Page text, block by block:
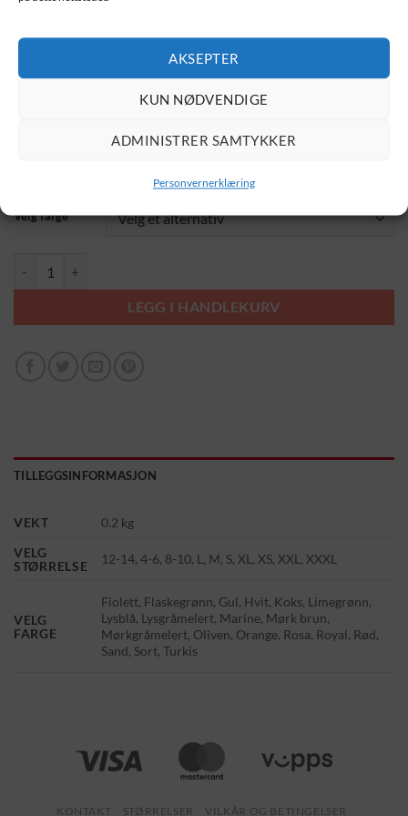
AKSEPTER
KUN NØDVENDIGE
ADMINISTRER SAMTYKKER
Personvernerklæring
John Cale erstattet av Doug Yule. I tillegg var sangerinnen
Nico (Christa Päffgen) med på innspillingen av debutalbumet
The Velvet Underground and Nico, og hun opptrådte også
med bandet et års tid rundt 1966.
Velg farge
LEGG I HANDLEKURV
TILLEGGSINFORMASJON
VEKT
0.2 kg
VELG
STØRRELSE
12-14, 4-6, 8-10, L, M, S, XL, XS, XXL, XXXL
VELG
FARGE
Fiolett, Flaskegrønn, Gul, Hvit, Koks, Limegrønn,
Lysblå, Lysgråmelert, Marine, Mørk brun,
Mørkgråmelert, Oliven, Orange, Rosa, Royal, Rød,
Sand, Sort, Turkis
KONTAKT STØRRELSER VILKÅR OG BETINGELSER